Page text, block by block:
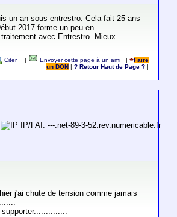
un an sous entrestro. Cela fait 25 ans
2017 forme un peu en
avec Entrestro. Mieux.
Citer Envoyer cette page à un ami |
Faire
un DON
|? Retour Haut de Page ?
IP/FAI: ---.net-89-3-52.rev.numericable.fr
j'ai chute de tension comme jamais